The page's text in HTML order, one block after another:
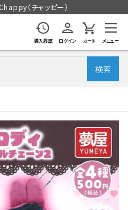
（チャッピー）
購入履歴 ログイン カート メニュー
検索
会員登録
ェック